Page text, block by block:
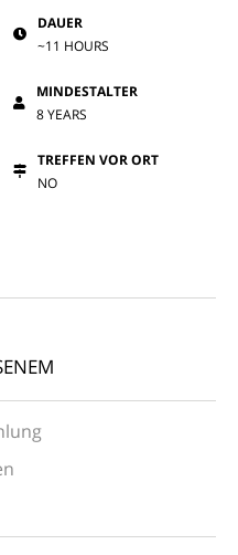
DAUER
~11 HOURS
MINDESTALTER
8 YEARS
TREFFEN VOR ORT
NO